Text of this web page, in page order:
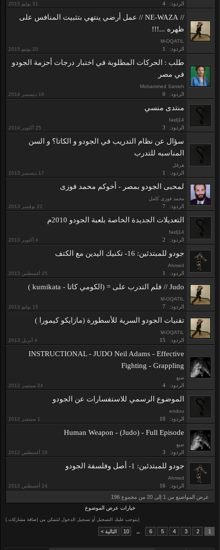
الردود: 4
// NE-WAZA // عمل أرضي ينتهي بتثبيت المنافس على
ظهره ...!!!
M-OQATIL
الردود: 1
طلب : الحركات المطلوبة في اختبار درجات أحزمة الجودو
في مصر
Mohammed Sameh
الردود: 0
منتدى منسي
faidj14
الردود: 3
سؤال عن نظام التدريب في الجودو و الكاتا؟ و السن
المناسبه للتدرب
هرقل
الردود: 1
لمحبى الجودو بمصر - أخوكم محمد فوزى
محمد فوزى كامل
الردود: 7
التعديلات الجديدة الخاصة بلعبة الجودو 2010م
faidj14
الردود: 2
جودو للمبتدئين: 16- تكنيك اليدين مع الكتف
Ahmed
الردود: 1
Judo // فلم التدرب على = (الكومي كاتا - kumikata )
M-OQATIL
الردود: 7
تقنيات الجودو السرية للأسطورة (مازايكو كيمورا )
M-OQATIL
الردود: 15
INSTRUCTIONAL - JUDO Neil Adams - Effective
Fighting - Grappling
ضبع
الردود: 4
الموضوع الرسمي للاستفسارات عن الجودو
endou
الردود: 10
Human Weapon - (Judo) - Full Episode
ضبع
الردود: 3
جودو للمبتدئين: 1- أصل وفلسفة الجودو
Ahmed
الردود: 16
عرض المواضيع من 1 إلى 20 من مجموع 196
خيارات عرض الموضوع
(يتوجب عليك التسجيل أو تسجيل الدخول لتتمكن من إضافة مشاركات.)
1
2
3
4
5
6
←
10 التالية >